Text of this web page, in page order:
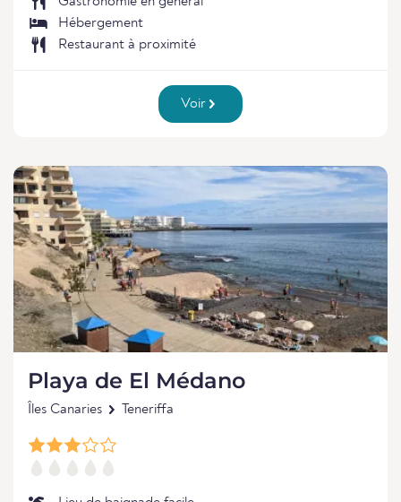
Hébergement
Restaurant à proximité
Voir
Playa de El Médano
Îles Canaries Teneriffa